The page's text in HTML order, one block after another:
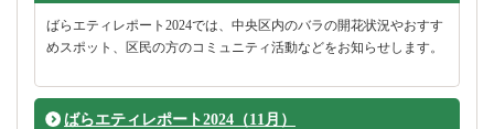
ばらエティレポート2024では、中央区内のバラの開花状況やおすす
めスポット、区民の方のコミュニティ活動などをお知らせします。
ばらエティレポート2024（11月）